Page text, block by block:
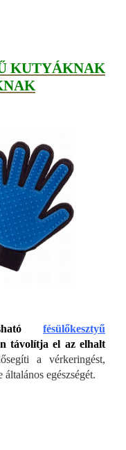
KUTYÁKNAK
fésülőkesztyű
távolítja el az elhalt
a vérkeringést,
egészségét.